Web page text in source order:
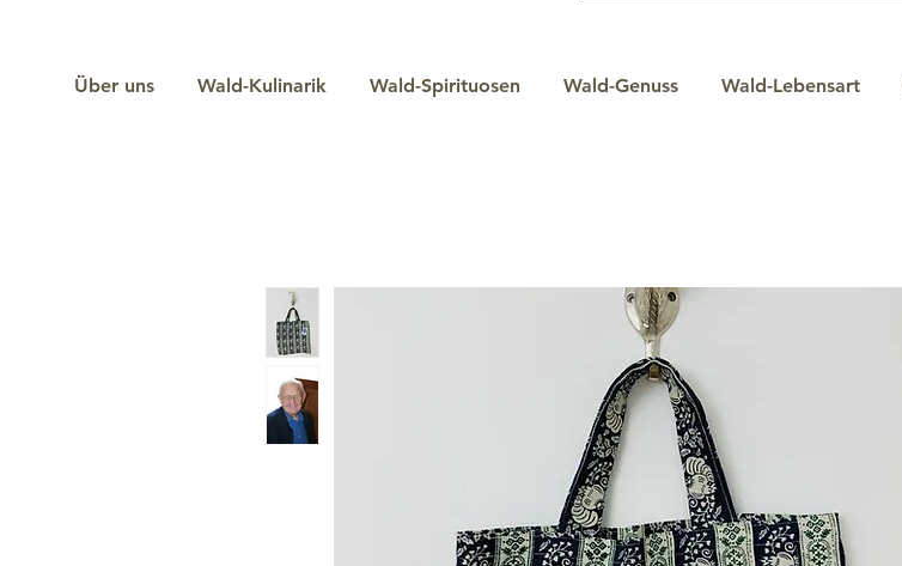
Über uns Wald-Kulinarik Wald-Spirituosen Wald-Genuss Wald-Lebensart